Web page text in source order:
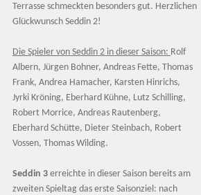
Terrasse schmeckten besonders gut. Herzlichen
Glückwunsch Seddin 2!
Die Spieler von Seddin 2 in dieser Saison: Rolf
Albern, Jürgen Bohner, Andreas Fette, Thomas
Frank, Andrea Hamacher, Karsten Hinrichs,
Jyrki Kröning, Eberhard Kühne, Lutz Schilling,
Robert Morrice, Andreas Rautenberg,
Eberhard Schütte, Dieter Steinbach, Robert
Vossen, Thomas Wilding.
Seddin 3erreichte in dieser Saison bereits am
zweiten Spieltag das erste Saisonziel: nach